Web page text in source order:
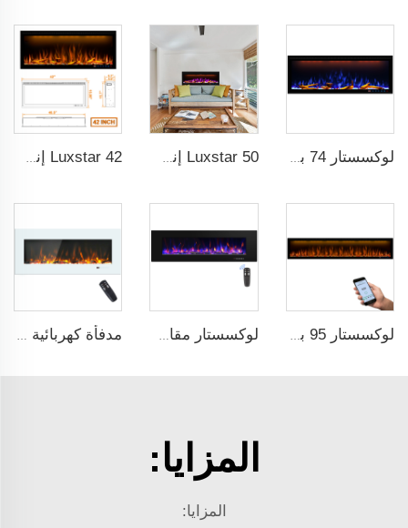
Luxstar 42 إنش موقد كهربائي ذكي يمكن التحكم فيه من خلال التطبيق، مثبت داخل الجدار بشكل ذكي مع التحكم عن بعد
لوكسستار 95 بوصة مدفأة كهربائية ذكية اصطناعية مع حماية من التسخين الزائد وتدفئة كهربائية لوكسستار مقاس 50 بوصة جودة عالية مدفأة كهربائية مثبتة على الحائط غير مخصصة للمدفن الشعبي الزخرفي مدفأة كهربائية جدارية بيضاء مقاس 50 بوصة من Luxstar مع شاشة لمس وبُعد التحكم عن بعد، ليس للتركيب المدمج، سخان منزلي
المزايا:
المزايا: